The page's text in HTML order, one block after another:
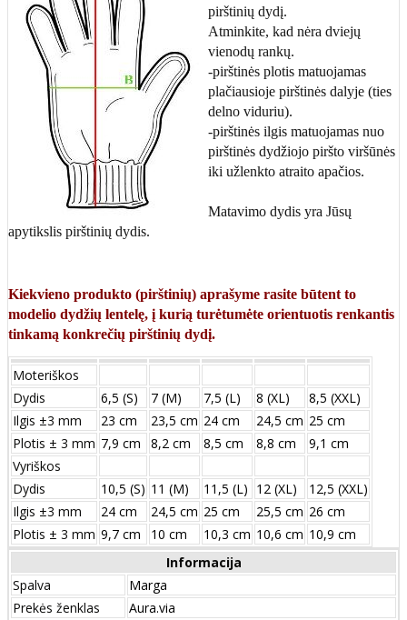
pirštinių dydį.
Atminkite, kad nėra dviejų
vienodų rankų.
-pirštinės plotis matuojamas
plačiausioje pirštinės dalyje (ties
delno viduriu).
-pirštinės ilgis matuojamas nuo
pirštinės dydžiojo piršto viršūnės
iki užlenkto atraito apačios.
Matavimo dydis yra Jūsų
apytikslis pirštinių dydis.
Kiekvieno produkto (pirštinių) aprašyme rasite būtent to
modelio dydžių lentelę, į kurią turėtumėte orientuotis renkantis
tinkamą konkrečių pirštinių dydį.
Moteriškos
Dydis
6,5 (S) 7 (M) 7,5 (L) 8 (XL)
8,5 (XXL)
Ilgis ±3 mm
23 cm 23,5 cm 24 cm 24,5 cm 25 cm
Plotis ± 3 mm 7,9 cm 8,2 cm 8,5 cm 8,8 cm
9,1 cm
Vyriškos
Dydis
10,5 (S) 11 (M) 11,5 (L) 12 (XL)
12,5 (XXL)
Ilgis ±3 mm
24 сm 24,5 сm 25 сm 25,5 сm 26 сm
Plotis ± 3 mm 9,7 сm 10 сm 10,3 сm 10,6 сm 10,9 сm
Informacija
Spalva
Marga
Prekės ženklas
Aura.via